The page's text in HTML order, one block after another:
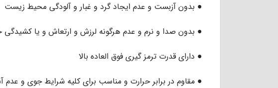
● بدون آزبست و عدم ایجاد گرد و غبار و آلودگی محیط زیست
● بدون صدا و نرم و عدم هرگونه لرزش و ارتعاش و یا کشیدگی
● دارای قدرت ترمز گیری فوق العاده بالا
● مقاوم در برابر حرارت و مناسب برای کلیه شرایط جوی و